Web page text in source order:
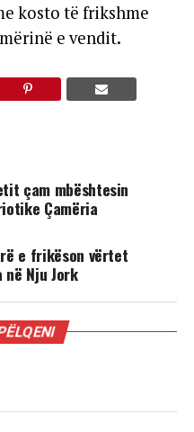
kosto të frikshme
e vendit.
çam mbështesin
Çamëria
e frikëson vërtet
në Nju Jork